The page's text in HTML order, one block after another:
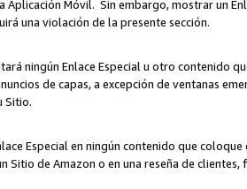
Aplicación Móvil. Sin embargo, mostrar un
una violación de la presente sección.
ningún Enlace Especial u otro contenido
de capas, a excepción de ventanas
Sitio.
Especial en ningún contenido que
Sitio de Amazon o en una reseña de